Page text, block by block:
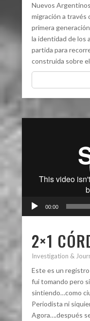
Nuevos
migración a través
primera
la identidad de los
partida para
construida sobre
00:00
2×1
Investigation &
Este es un
fui tomando pero
sintiendo…como
Periodista ni
Agora….después